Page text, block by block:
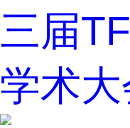
三届
学术大